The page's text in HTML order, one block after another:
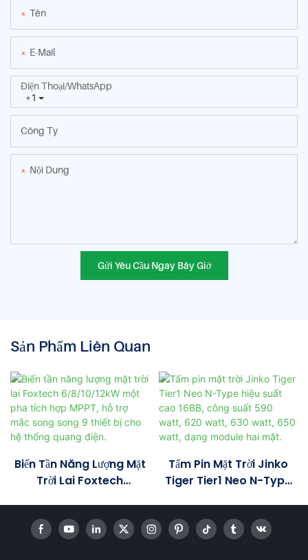
Tên
E-Mail
+1
Điện Thoại/WhatsApp
Công Ty
Nội Dung
Gửi Yêu Cầu Ngay Bây Giờ
Sản Phẩm Liên Quan
Biến Tần Năng Lượng Mặt
Trời Lai Foxtech
Mắc Song Song 9 Thiết Bị
Tấm Pin Mặt Trời Jinko
Tiger Tier1 Neo N-Type
630 Watt, 650 Watt,